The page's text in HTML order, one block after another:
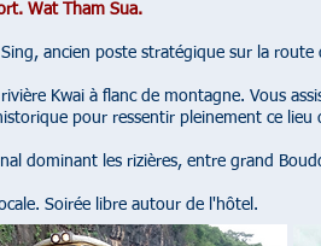
Wat Tham Sua.
ancien poste stratégique sur la route
Kwai à flanc de montagne. Vous
pour ressentir pleinement ce lieu
dominant les rizières, entre grand
Soirée libre autour de l'hôtel.